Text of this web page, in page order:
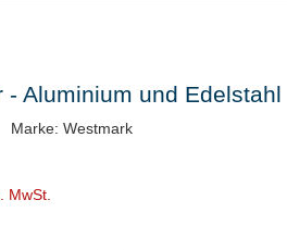
- Aluminium und Edelstahl
Marke: Westmark
MwSt.